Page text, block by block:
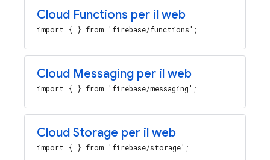
Cloud Functions per il web
import { } from 'firebase/functions';
Cloud Messaging per il web
import { } from 'firebase/messaging';
Cloud Storage per il web
import { } from 'firebase/storage';